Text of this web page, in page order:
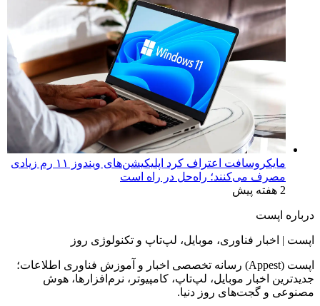
مایکروسافت اعتراف کرد اپلیکیشن‌های ویندوز ۱۱ رم زیادی
مصرف می‌کنند؛ راه‌حل در راه است
2 هفته پیش
درباره اپست
اپست | اخبار فناوری، موبایل، لپ‌تاپ و تکنولوژی روز
اپست (Appest) رسانه تخصصی اخبار و آموزش فناوری اطلاعات؛
جدیدترین اخبار موبایل، لپ‌تاپ، کامپیوتر، نرم‌افزارها، هوش
مصنوعی و گجت‌های روز دنیا.